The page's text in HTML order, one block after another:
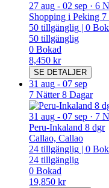
27 aug - 02 sep · 6
Shopping i Peking 7
50 tillgänglig | 0
50 tillgänglig
0 Bokad
8,450 kr
SE DETALJER
31 aug - 07 sep
7 Nätter 8 Dagar
31 aug - 07 sep · 7
Peru-Inkaland 8 dgr
Callao, Callao
24 tillgänglig | 0
24 tillgänglig
0 Bokad
19,850 kr